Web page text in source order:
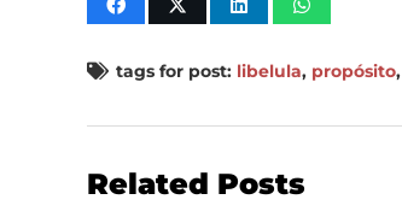
tags for post: libelula, propósito,
Related Posts